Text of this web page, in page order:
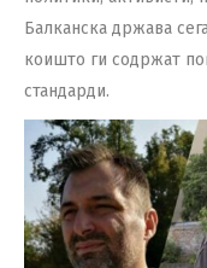
Балканска држава
коишто ги содржат
стандарди.